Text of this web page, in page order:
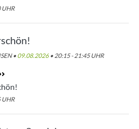
UHR
• 09.08.2026• 20:15 - 21:45 UHR
UHR